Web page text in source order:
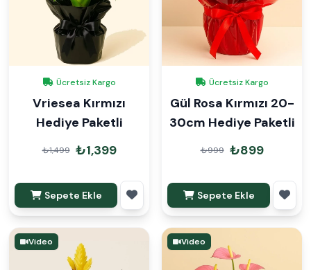
Ücretsiz Kargo
Vriesea Kırmızı
Hediye Paketli
₺1,499 ₺1,399
Sepete Ekle
Ücretsiz Kargo
Gül Rosa Kırmızı 20-
30cm Hediye Paketli
₺999 ₺899
Sepete Ekle
Video Video